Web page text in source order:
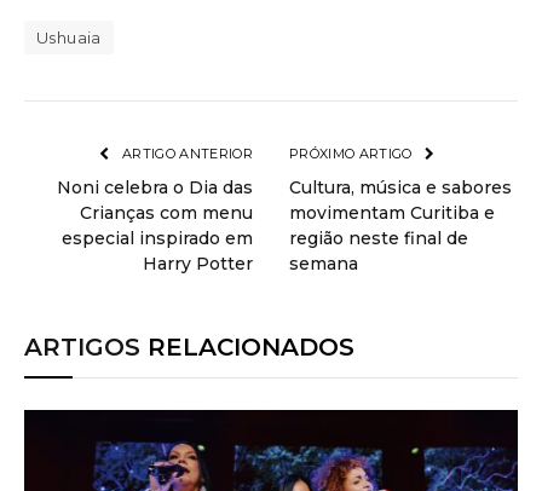
Ushuaia
ARTIGO ANTERIOR
Noni celebra o Dia das
Crianças com menu
especial inspirado em
Harry Potter
PRÓXIMO ARTIGO
Cultura, música e sabores
movimentam Curitiba e
região neste final de
semana
ARTIGOS RELACIONADOS